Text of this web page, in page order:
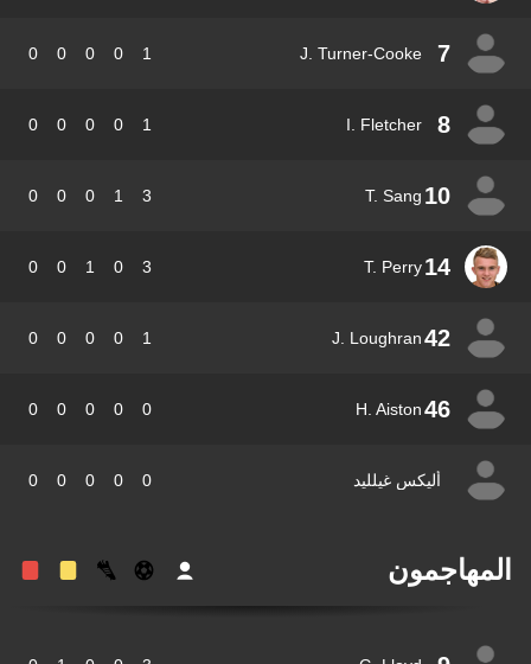
7
J. Turner-Cooke
0
0
0
8
I. Fletcher
0
0
0
10
T. Sang
0
0
14
T. Perry
1
0
42
J. Loughran
0
0
0
46
H. Aiston
0
0
0
0
أليكس غيلليد 0
0
0
0